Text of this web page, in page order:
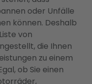
oder Unfälle
können. Deshalb
von
die Ihnen
zu einem
ob Sie einen